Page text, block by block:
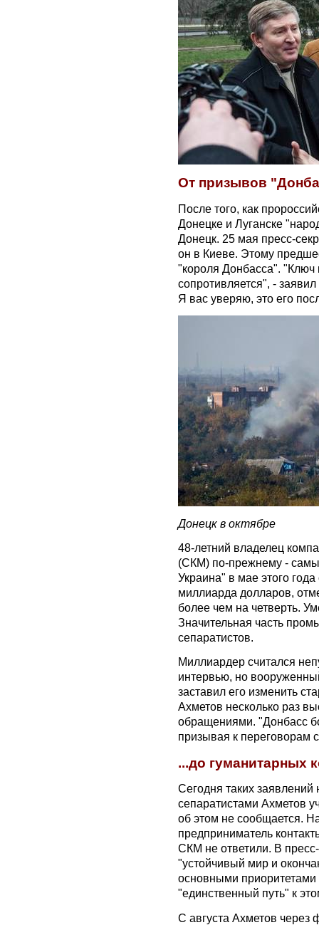
От призывов
После того, как
Донецке и Луганске
Донецк. 25 мая пресс-
он в Киеве. Этому
"короля Донбасса". "Ключ
сопротивляется", -
Я вас уверяю, это его
Донецк в октябре
48-летний владелец
(СКМ) по-прежнему -
Украина" в мае этого
миллиарда долларов,
более чем на четверть.
Значительная часть
сепаратистов.
Миллиардер считался
интервью, но
заставил его изменить
Ахметов несколько раз
обращениями. "Донбасс
призывая к переговорам
...до гуманитарных
Сегодня таких
сепаратистами Ахметов
об этом не сообщается.
предприниматель
СКМ не ответили. В
"устойчивый мир и
основными
"единственный путь" к
С августа Ахметов через